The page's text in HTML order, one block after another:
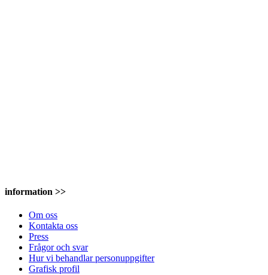
information >>
Om oss
Kontakta oss
Press
Frågor och svar
Hur vi behandlar personuppgifter
Grafisk profil